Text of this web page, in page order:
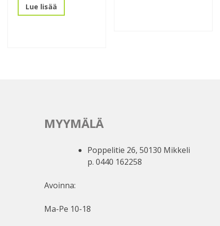
Lue lisää
MYYMÄLÄ
Poppelitie 26, 50130 Mikkeli
p. 0440 162258
Avoinna:
Ma-Pe 10-18